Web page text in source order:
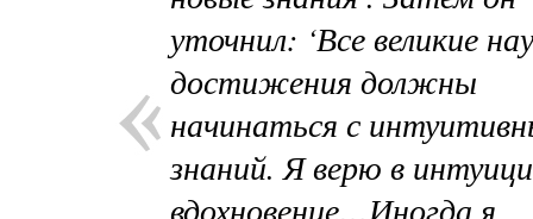
уточнил: ‘Все великие
достижения должны
начинаться с
знаний. Я верю в
вдохновение…Иногда я